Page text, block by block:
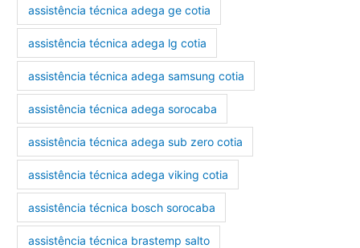
assistência técnica adega ge cotia
assistência técnica adega lg cotia
assistência técnica adega samsung cotia
assistência técnica adega sorocaba
assistência técnica adega sub zero cotia
assistência técnica adega viking cotia
assistência técnica bosch sorocaba
assistência técnica brastemp salto